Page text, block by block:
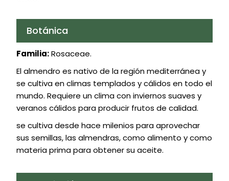
Botánica
Familia:Rosaceae.
El almendro es nativo de la región mediterránea y
se cultiva en climas templados y cálidos en todo el
mundo. Requiere un clima con inviernos suaves y
veranos cálidos para producir frutos de calidad.
se cultiva desde hace milenios para aprovechar
sus semillas, las almendras, como alimento y como
materia prima para obtener su aceite.